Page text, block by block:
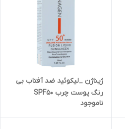
ژیناژن _لیکوئید ضد آفتاب بی
رنگ پوست چرب SPF50
ناموجود